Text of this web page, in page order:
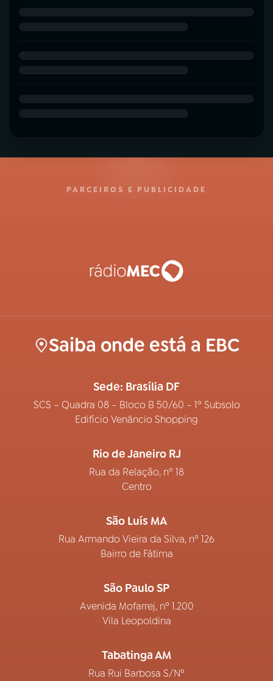
PARCEIROS E PUBLICIDADE
Saiba onde está a EBC
Sede: Brasília DF
SCS – Quadra 08 – Bloco B 50/60 – 1º Subsolo
Edifício Venâncio Shopping
Rio de Janeiro RJ
Rua da Relação, nº 18
Centro
São Luís MA
Rua Armando Vieira da Silva, nº 126
Bairro de Fátima
São Paulo SP
Avenida Mofarrej, nº 1.200
Vila Leopoldina
Tabatinga AM
Rua Rui Barbosa S/Nº